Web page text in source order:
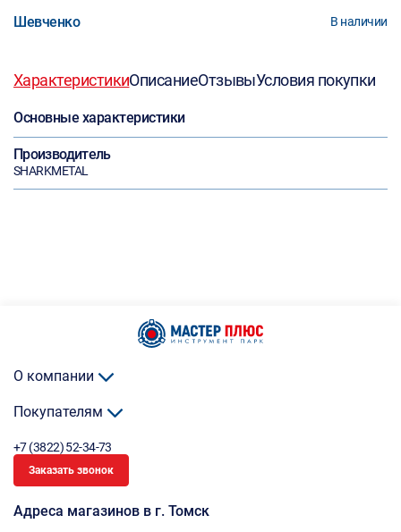
Шевченко В наличии
ХарактеристикиОписаниеОтзывыУсловия покупки
Основные характеристики
Производитель
SHARKMETAL
О компании
Покупателям
+7 (3822) 52-34-73
Заказать звонок
Адреса магазинов в г. Томск